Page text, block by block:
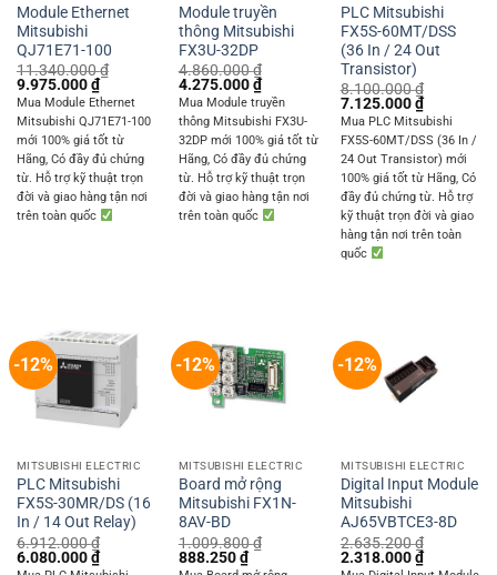
Module Ethernet
Mitsubishi
QJ71E71-100
11.340.000₫
Original
price
was:
11.340.000 ₫.
9.975.000₫Current
price
is:
9.975.000 ₫.
Mua Module Ethernet
Mitsubishi QJ71E71-100
mới 100% giá tốt từ
Hãng, Có đầy đủ chứng
từ. Hỗ trợ kỹ thuật trọn
đời và giao hàng tận nơi
trên toàn quốc
Module truyền
thông Mitsubishi
FX3U-32DP
4.860.000₫
Original
price
was:
4.860.000 ₫.
4.275.000₫Current
price
is:
4.275.000 ₫.
Mua Module truyền
thông Mitsubishi FX3U-
32DP mới 100% giá tốt từ
Hãng, Có đầy đủ chứng
từ. Hỗ trợ kỹ thuật trọn
đời và giao hàng tận nơi
trên toàn quốc
PLC Mitsubishi
FX5S-60MT/DSS
(36 In / 24 Out
Transistor)
8.100.000₫
Original
price
was:
8.100.000 ₫.
7.125.000₫Current
price
is:
7.125.000
Mua PLC Mitsubishi
FX5S-60MT/DSS (36 In /
24 Out Transistor) mới
100% giá tốt từ Hãng, Có
đầy đủ chứng từ. Hỗ trợ
kỹ thuật trọn đời và giao
hàng tận nơi trên toàn
quốc
-12%
MITSUBISHI ELECTRIC
PLC Mitsubishi
FX5S-30MR/DS (16
In / 14 Out Relay)
6.912.000₫
Original
price
6.080.000₫Current
price
-12%
MITSUBISHI ELECTRIC
Board mở rộng
Mitsubishi FX1N-
8AV-BD
1.009.800₫
Original
price
888.250₫Current
price
-12%
MITSUBISHI ELECTRIC
Digital Input Module
Mitsubishi
AJ65VBTCE3-8D
2.635.200₫
Original
price
2.318.000₫Current
price